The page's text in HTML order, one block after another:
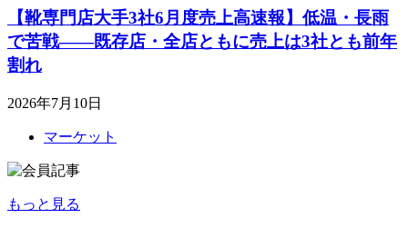
【靴専門店大手3社6月度売上高速報】低温・長雨
で苦戦――既存店・全店ともに売上は3社とも前年
割れ
2026年7月10日
マーケット
もっと見る